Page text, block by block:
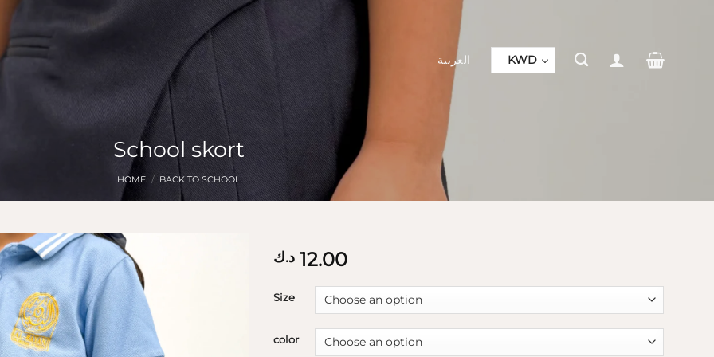
العربية KWD
School skort
HOME / BACK TO SCHOOL
12.00 د.ك
Size
color